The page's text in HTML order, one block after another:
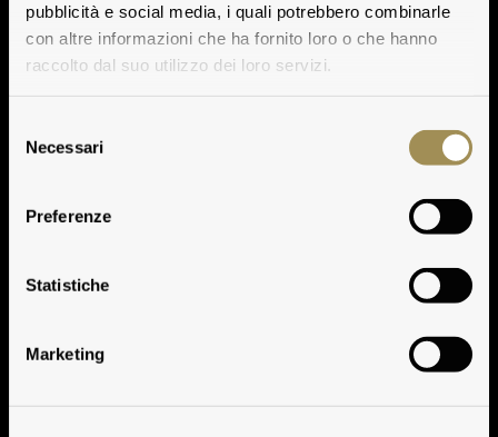
pubblicità e social media, i quali potrebbero combinarle
con altre informazioni che ha fornito loro o che hanno
raccolto dal suo utilizzo dei loro servizi.
delNecessari
Preferenze
Statistiche
Marketing
Villa Antinori Bianco